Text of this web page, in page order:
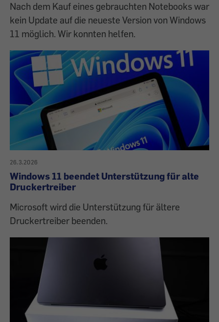
Nach dem Kauf eines gebrauchten Notebooks war
kein Update auf die neueste Version von Windows
11 möglich. Wir konnten helfen.
26.3.2026
Windows 11 beendet Unterstützung für alte
Druckertreiber
Microsoft wird die Unterstützung für ältere
Druckertreiber beenden.